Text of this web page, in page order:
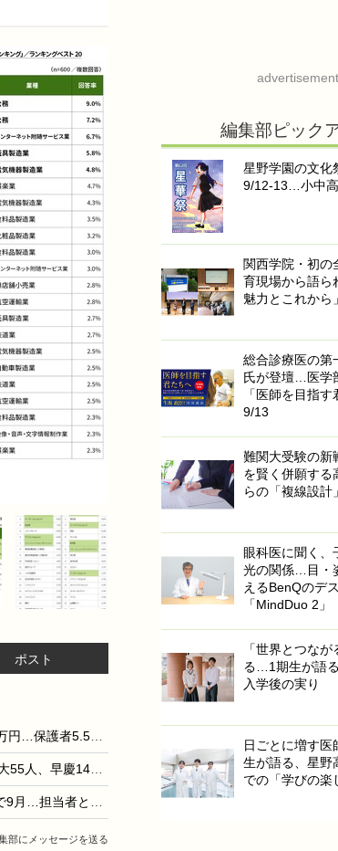
ポスト
入学しなかった大学への納付金27万円…保護者5.5万人調査
行知学園の大学合格実績2026…東大55人、早慶149人
海外大学進学フェア、大阪・東京で9月…担当者と個別相談
部にメッセージを送る
advertisement
編集部ピック
星野学園の文化
9/12-13…小中
関西学院・初
育現場から語ら
魅力とこれから」
総合診療医の第
氏が登壇…医学
「医師を目指
9/13
難関大受験の
を賢く併願する
らの「複線設計」
眼科医に聞く、
光の関係…目・
えるBenQのデ
「MindDuo 2」
「世界とつな
る…1期生が語
入学後の実り
日ごとに増す
生が語る、星野
での「学びの楽